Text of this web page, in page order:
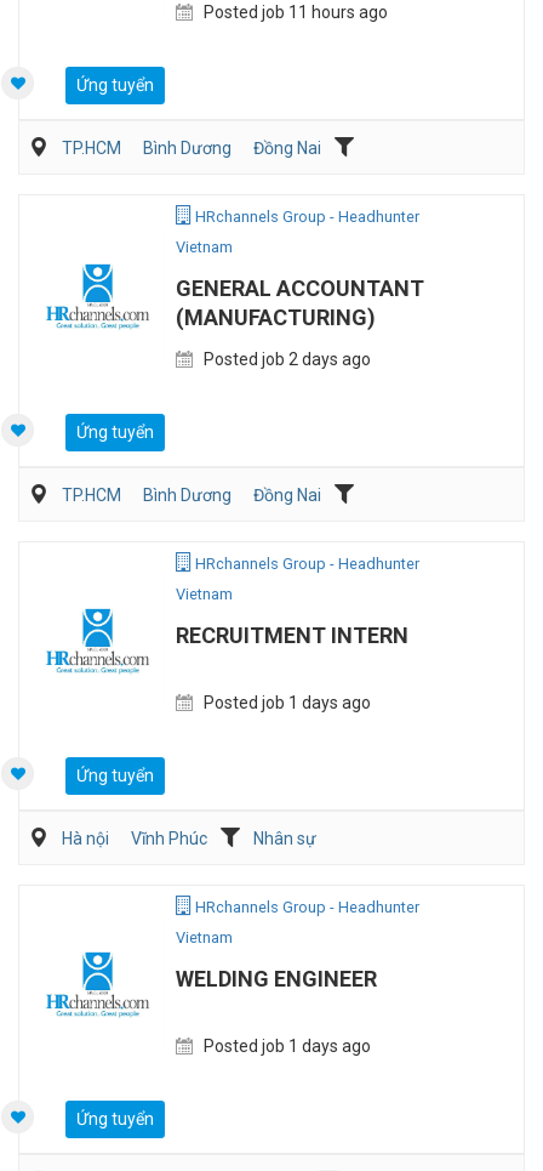
Posted job 11 hours ago
Ứng tuyển
TP.HCM Bình Dương
Đồng Nai
HRchannels Group - Headhunter
Vietnam
GENERAL ACCOUNTANT
(MANUFACTURING)
Posted job 2 days ago
Ứng tuyển
TP.HCM Bình Dương
Đồng Nai
HRchannels Group - Headhunter
Vietnam
RECRUITMENT INTERN
Posted job 1 days ago
Ứng tuyển
Hà nội Vĩnh Phúc Nhân sự
HRchannels Group - Headhunter
Vietnam
WELDING ENGINEER
Posted job 1 days ago
Ứng tuyển